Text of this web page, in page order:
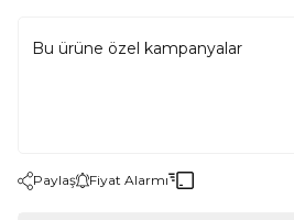
Bu ürüne özel kampanyalar
Paylaş Fiyat Alarmı